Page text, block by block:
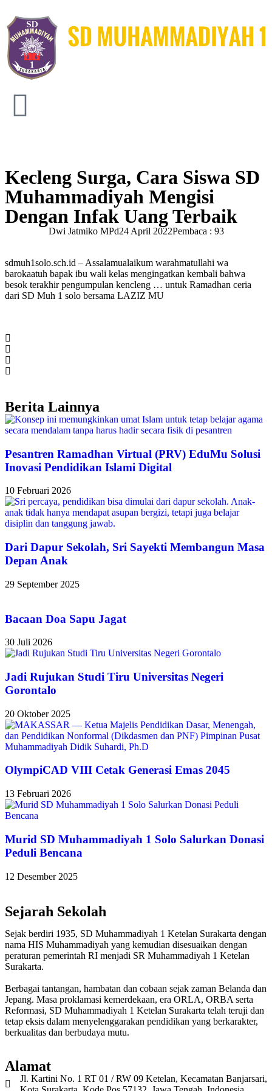
Kecleng Surga, Cara Siswa SD
Muhammadiyah Mengisi
Dengan Infak Uang Terbaik
Dwi Jatmiko MPd24 April 2022Pembaca : 93
sdmuh1solo.sch.id – Assalamualaikum warahmatullahi wa
barokaatuh bapak ibu wali kelas mengingatkan kembali bahwa
besok terakhir pengumpulan kencleng … untuk Ramadhan ceria
dari SD Muh 1 solo bersama LAZIZ MU
Berita Lainnya
Pesantren Ramadhan Virtual (PRV) EduMu Solusi
Inovasi Pendidikan Islami Digital
10 Februari 2026
Dari Dapur Sekolah, Sri Sayekti Membangun Masa
Depan Anak
29 September 2025
Bacaan Doa Sapu Jagat
30 Juli 2026
Jadi Rujukan Studi Tiru Universitas Negeri
Gorontalo
20 Oktober 2025
OlympiCAD VIII Cetak Generasi Emas 2045
13 Februari 2026
Murid SD Muhammadiyah 1 Solo Salurkan Donasi
Peduli Bencana
12 Desember 2025
Sejarah Sekolah
Sejak berdiri 1935, SD Muhammadiyah 1 Ketelan Surakarta dengan
nama HIS Muhammadiyah yang kemudian disesuaikan dengan
peraturan pemerintah RI menjadi SR Muhammadiyah 1 Ketelan
Surakarta.
Berbagai tantangan, hambatan dan cobaan sejak zaman Belanda dan
Jepang. Masa proklamasi kemerdekaan, era ORLA, ORBA serta
Reformasi, SD Muhammadiyah 1 Ketelan Surakarta telah teruji dan
tetap eksis dalam menyelenggarakan pendidikan yang berkarakter,
berkualitas dan berbudaya mutu.
Alamat
Jl. Kartini No. 1 RT 01 / RW 09 Ketelan, Kecamatan Banjarsari,